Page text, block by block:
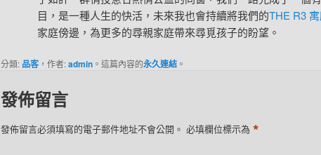
目，是一種人生的快活，未來我也會持續將我們的THE R3
家庭傍邊，為更多的尋親家庭帶來尋覓孩子的盼望。
分類: 品客，作者:admin。這篇內容的永久連結。
發佈留言
發佈留言必須填寫的電子郵件地址不會公開。 必填欄位標示為 *